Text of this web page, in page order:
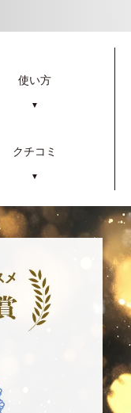
使い方
▼
クチコミ
▼